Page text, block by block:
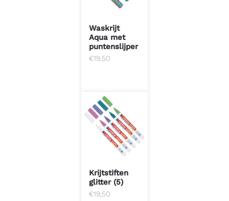
Waskrijt
Aqua met
puntenslijper
€19,50
Krijtstiften
glitter (5)
€19,50